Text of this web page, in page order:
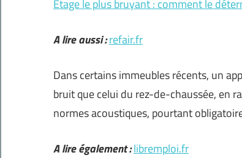
Étage le plus bruyant : comment le
A lire aussi :refair.fr
Dans certains immeubles récents, un
bruit que celui du rez-de-chaussée, en
normes acoustiques, pourtant
A lire également :libremploi.fr